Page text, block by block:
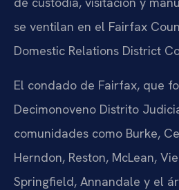
se ventilan en el Fairfax
Domestic Relations District
El condado de Fairfax, que
Decimonoveno Distrito
comunidades como Burke,
Herndon, Reston, McLean,
Springfield, Annandale y el